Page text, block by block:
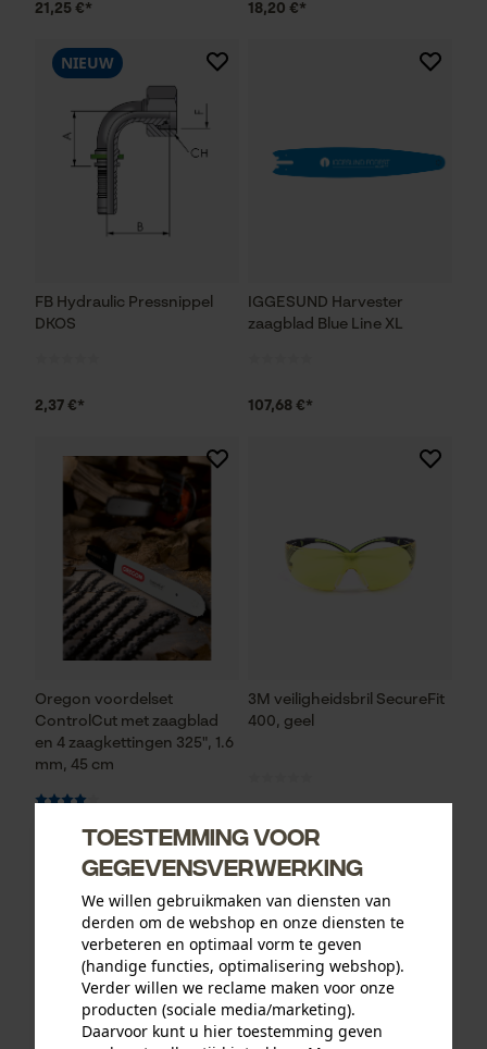
21,25 €* 18,20 €*
FB Hydraulic Pressnippel
DKOS
NIEUW
2,37 €*
IGGESUND Harvester
zaagblad Blue Line XL
107,68 €*
Oregon voordelset
ControlCut met zaagblad
en 4 zaagkettingen 325", 1.6
mm, 45 cm
95,31 €*
3M veiligheidsbril SecureFit
400, geel
13,12 €*
Toestemming voor
gegevensverwerking
We willen gebruikmaken van diensten van
derden om de webshop en onze diensten te
verbeteren en optimaal vorm te geven
(handige functies, optimalisering webshop).
Verder willen we reclame maken voor onze
producten (sociale media/marketing).
Daarvoor kunt u hier toestemming geven